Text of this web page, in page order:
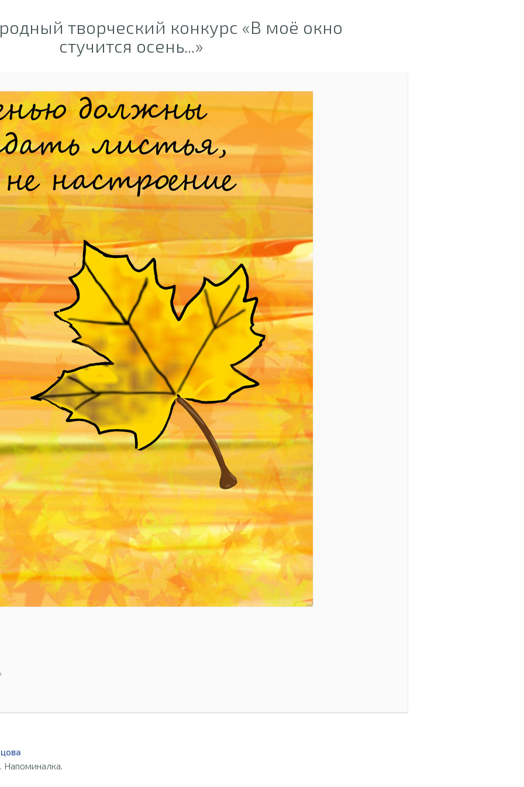
творческий конкурс «В моё окно
стучится осень...»
Напоминалка.